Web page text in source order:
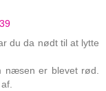
du da nødt til at lytte
næsen er blevet rød.